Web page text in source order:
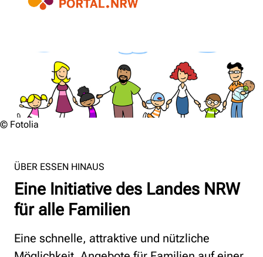
© Fotolia
ÜBER ESSEN HINAUS
Eine Initiative des Landes NRW
für alle Familien
Eine schnelle, attraktive und nützliche